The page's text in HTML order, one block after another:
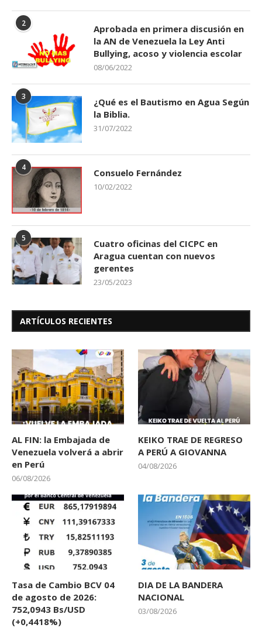
2
Aprobada en primera discusión en
la AN de Venezuela la Ley Anti
Bullying, acoso y violencia escolar
08/06/2022
3
¿Qué es el Bautismo en Agua Según
la Biblia.
31/07/2022
4 Consuelo Fernández
10/02/2022
5
Cuatro oficinas del CICPC en
Aragua cuentan con nuevos
gerentes
23/05/2023
ARTÍCULOS RECIENTES
AL FIN: la Embajada de
Venezuela volverá a abrir
en Perú
06/08/2026
KEIKO TRAE DE REGRESO
A PERÚ A GIOVANNA
04/08/2026
Tasa de Cambio BCV 04
de agosto de 2026:
752,0943 Bs/USD
(+0,4418%)
DIA DE LA BANDERA
NACIONAL
03/08/2026